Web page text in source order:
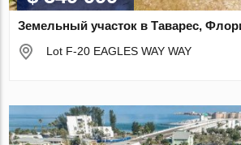
Земельный участок в Таварес,
Lot F-20 EAGLES WAY WAY